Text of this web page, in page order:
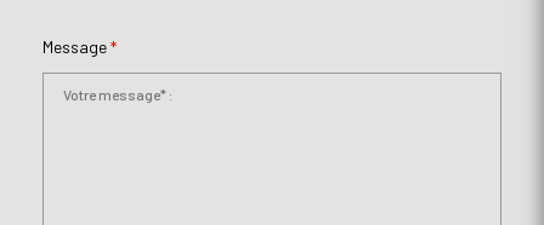
Message*